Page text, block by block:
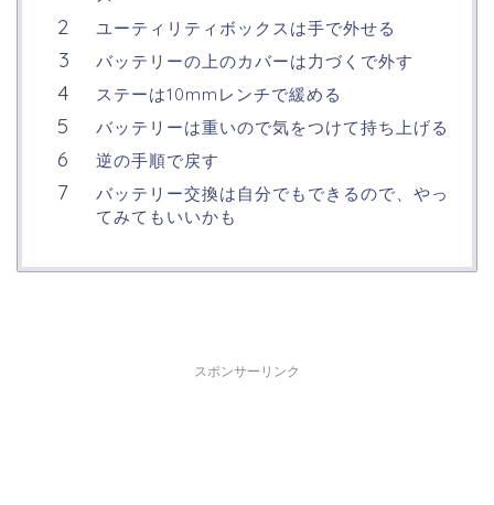
ユーティリティボックスは手で外せる
バッテリーの上のカバーは力づくで外す
ステーは10mmレンチで緩める
バッテリーは重いので気をつけて持ち上げる
逆の手順で戻す
バッテリー交換は自分でもできるので、やっ
てみてもいいかも
スポンサーリンク